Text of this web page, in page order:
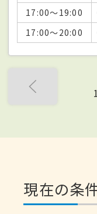
17:00～19:00
17:00～20:00
現在の条